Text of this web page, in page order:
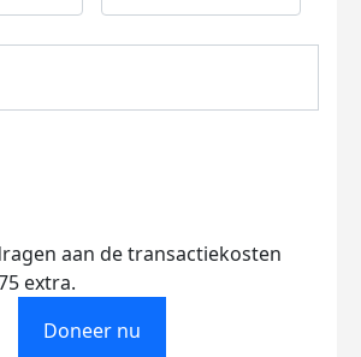
aan de transactiekosten
extra.
Doneer nu